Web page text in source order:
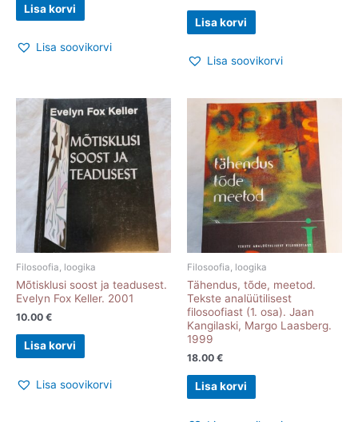
Lisa korvi
Lisa soovikorvi
Lisa korvi
Lisa soovikorvi
Filosoofia, loogika
Mõtisklusi soost ja teadusest.
Evelyn Fox Keller. 2001
10.00 €
Lisa korvi
Lisa soovikorvi
Filosoofia, loogika
Tähendus, tõde, meetod.
Tekste analüütilisest
filosoofiast (1. osa). Jaan
Kangilaski, Margo Laasberg.
1999
18.00 €
Lisa korvi